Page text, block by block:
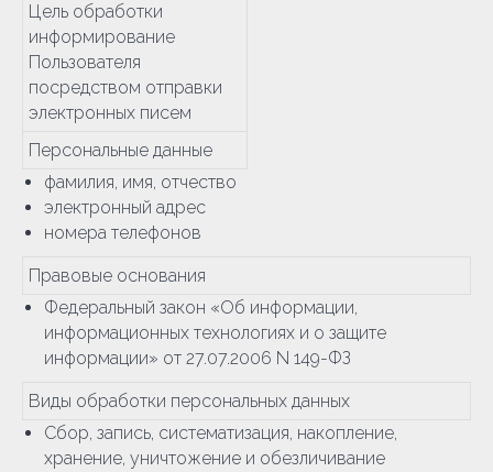
Цель обработки
информирование
Пользователя
посредством отправки
электронных писем
Персональные данные
фамилия, имя, отчество
электронный адрес
номера телефонов
Правовые основания
Федеральный закон «Об информации,
информационных технологиях и о защите
информации» от 27.07.2006 N 149-ФЗ
Виды обработки персональных данных
Сбор, запись, систематизация, накопление,
хранение, уничтожение и обезличивание